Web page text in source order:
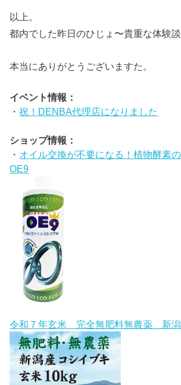
以上。
都内でした昨日のひじょ〜貴重な体験談
本当にありがとうございますた。
イベント情報：
・祝！DENBA代理店になりました
ショップ情報：
・ オイル交換が不要になる！植物酵素
OE9
令和７年玄米 完全無肥料無農薬 新潟